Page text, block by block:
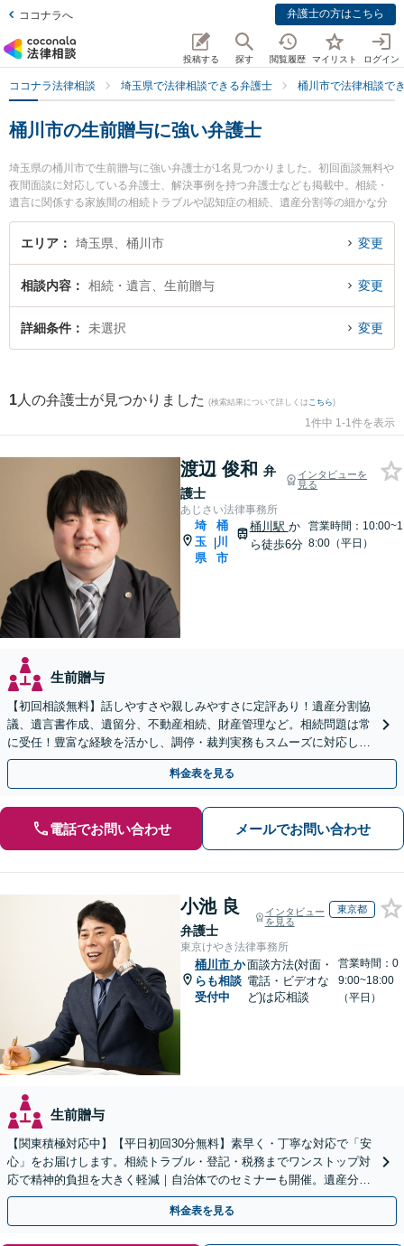
ココナラへ 弁護士の方はこちら
投稿する 探す 閲覧履歴 マイリスト ログイン
ココナラ法律相談 埼玉県で法律相談できる弁護士 桶川市で法律相談で
桶川市の生前贈与に強い弁護士
埼玉県の桶川市で生前贈与に強い弁護士が1名見つかりました。初回面談無料や
夜間面談に対応している弁護士、解決事例を持つ弁護士なども掲載中。相続・
遺言に関係する家族間の相続トラブルや認知症の相続、遺産分割等の細かな分
野での絞り込み検索もでき便利です。特にあじさい法律事務所の渡辺 俊和弁護
士のプロフィール情報や弁護士費用、強みなどが注目されています。『桶川市
談無料で生前贈与を法律相談できる桶川市内の弁護士に相談予約したい』など
でお困りの相談者さんにおすすめです。
エリア 埼玉県、桶川市 変更
相談内容 相続・遺言、生前贈与 変更
詳細条件 未選択 変更
1 人の弁護士が見つかりました (検索結果について詳しくは こちら)
1件中 1-1件を表示
渡辺 俊和 弁
護士
インタビューを
見る
あじさい法律事務所
埼
玉
県
|
桶
川
市
桶川駅 か
ら徒歩6分
営業時間：10:00~1
8:00（平日）
生前贈与
【初回相談無料】話しやすさや親しみやすさに定評あり！遺産分割協
議、遺言書作成、遺留分、不動産相続、財産管理など。相続問題は常
に受任！豊富な経験を活かし、調停・裁判実務もスムーズに対応しま
す【桶川駅6分】【オンライン相談OK】
料金表を見る
電話でお問い合わせ メールでお問い合わせ
小池 良
弁護士
インタビュー
を見る
東京都
東京けやき法律事務所
桶川市 か
らも相談
受付中
面談方法(対面・
電話・ビデオな
ど)は応相談
営業時間：0
9:00~18:00
（平日）
生前贈与
【関東積極対応中】【平日初回30分無料】素早く・丁寧な対応で「安
心」をお届けします。相続トラブル・登記・税務までワンストップ対
応で精神的負担を大きく軽減｜自治体でのセミナーも開催。遺産分
割・放棄などまずはお気軽にご相談ください【通知税理士】
料金表を見る